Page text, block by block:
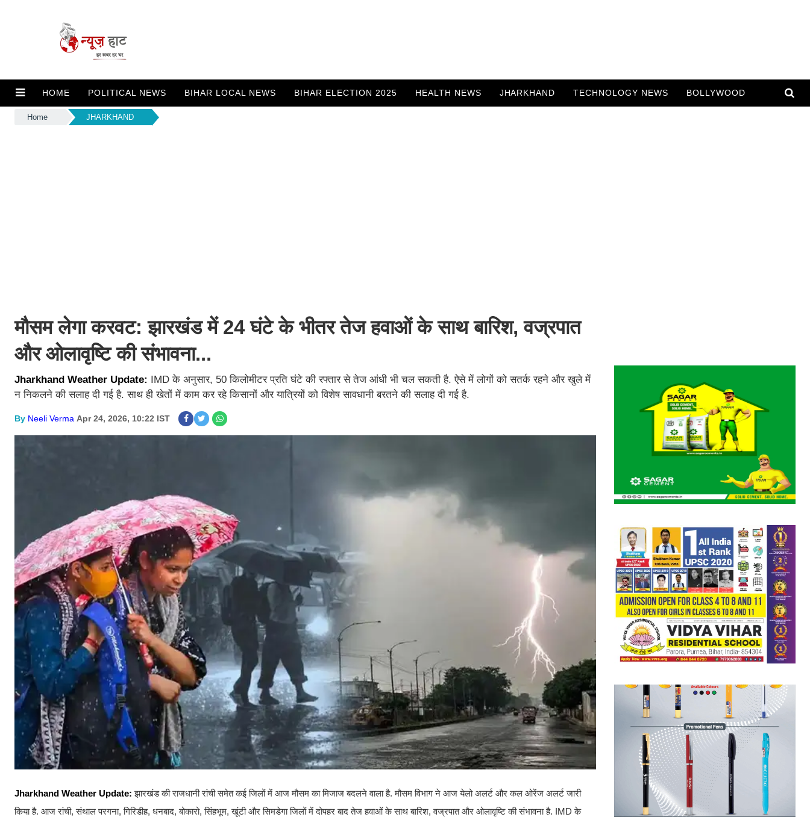
HOME POLITICAL NEWS BIHAR LOCAL NEWS BIHAR ELECTION 2025 HEALTH NEWS JHARKHAND TECHNOLOGY NEWS BOLLYWOOD
Home JHARKHAND
मौसम लेगा करवट: झारखंड में 24 घंटे के भीतर तेज हवाओं के साथ बारिश, वज्रपात
और ओलावृष्टि की संभावना...
Jharkhand Weather Update: IMD के अनुसार, 50 किलोमीटर प्रति घंटे की रफ्तार से तेज आंधी भी चल सकती है. ऐसे में लोगों को सतर्क रहने और खुले में
न निकलने की सलाह दी गई है. साथ ही खेतों में काम कर रहे किसानों और यात्रियों को विशेष सावधानी बरतने की सलाह दी गई है.
By Neeli Verma Apr 24, 2026, 10:22 IST
Jharkhand Weather Update: झारखंड की राजधानी रांची समेत कई जिलों में आज मौसम का मिजाज बदलने वाला है. मौसम विभाग ने आज येलो अलर्ट और कल ओरेंज अलर्ट जारी
किया है. आज रांची, संथाल परगना, गिरिडीह, धनबाद, बोकारो, सिंहभूम, खूंटी और सिमडेगा जिलों में दोपहर बाद तेज हवाओं के साथ बारिश, वज्रपात और ओलावृष्टि की संभावना है. IMD के